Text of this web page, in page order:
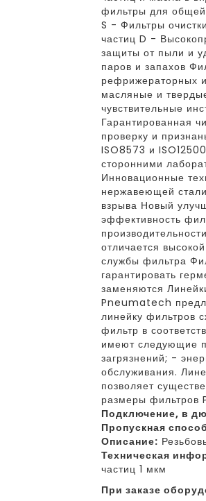
фильтры для общей
S - Фильтры
частиц D -
защиты от пыли и
паров и запахов
рефрижераторных
масляные и
чувствительные
Гарантированная
проверку и
ISO8573 и
сторонними
Инновационные
нержавеющей
взрыва Новый
эффективность
отличается
службы фильтра
гарантировать
заменяются
Pneumatech
линейку фильтров
фильтр в
имеют следующие
загрязнений; -
обслуживания.
позволяет
размеры
Подключение, в
Пропускная
Описание:
Техническая
частиц 1 мкм
При заказе